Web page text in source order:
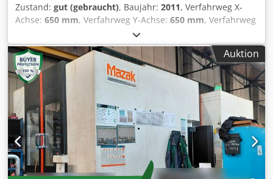
Zustand: gut (gebraucht), Baujahr: 2011, Verfahrweg X-
Achse: 650 mm, Verfahrweg Y-Achse: 650 mm, Verfahrweg
, Tischbelastung:
Werkzeugaufnahme HSK 63 Drehspindel 85 Cedszi U N
Aopfx Ag Ijha Spindeldrehzahlen 20.000 U/min
Kettenmagazin: 60 Plätze Tischgröße: 400 x 500 mm
Tischbelastung 500 kg Späneförderer Palettenwechsler KS-
Filternalage KS Hochdruck durch Spindel
Auktion